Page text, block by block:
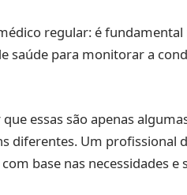
regular: é
saúde para monitorar a
essas são apenas
diferentes. Um profissional
base nas necessidades